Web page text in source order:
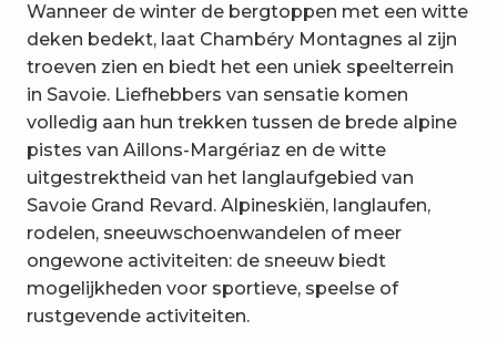
4 Wielrennen
5 Mountainbiken in de Bauges
6
Andere activiteiten in de vrije
natuur
7
Bezienswaardigheden, cultuur
en erfgoed
8 Wijngaarden
9 Indooractiviteiten
Wanneer de winter de bergtoppen met een witte
deken bedekt, laat Chambéry Montagnes al zijn
troeven zien en biedt het een uniek speelterrein
in Savoie. Liefhebbers van sensatie komen
volledig aan hun trekken tussen de brede alpine
pistes van Aillons-Margériaz en de witte
uitgestrektheid van het langlaufgebied van
Savoie Grand Revard. Alpineskiën, langlaufen,
rodelen, sneeuwschoenwandelen of meer
ongewone activiteiten: de sneeuw biedt
mogelijkheden voor sportieve, speelse of
rustgevende activiteiten.